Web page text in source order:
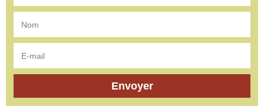
Envoyer